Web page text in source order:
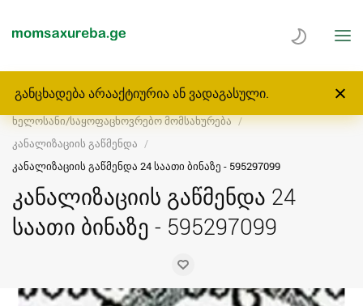
განცხადება არააქტიურია ან ვადაგასული.
მთავარი
მომსახურება
ხელოსანი/საყოფაცხოვრებო მომსახურება
კანალიზაციის გაწმენდა
კანალიზაციის გაწმენდა 24 საათი ბინაზე - 595297099
კანალიზაციის გაწმენდა 24
საათი ბინაზე - 595297099